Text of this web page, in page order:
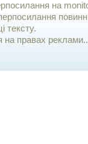
на
тексту.
на правах реклами..